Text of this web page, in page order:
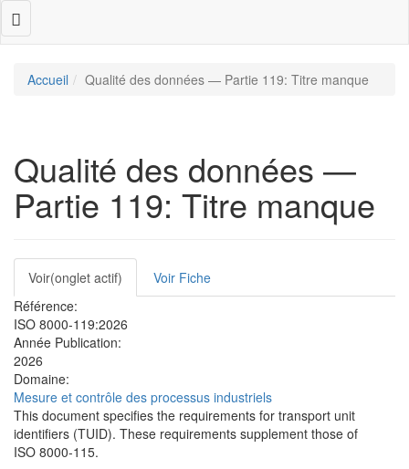
Toggle
navigation
Accueil Qualité des données — Partie 119: Titre manque
Qualité des données —
Partie 119: Titre manque
Onglets
principaux
Voir(onglet actif)
Voir Fiche
Référence:
ISO 8000-119:2026
Année Publication:
2026
Domaine:
Mesure et contrôle des processus industriels
This document specifies the requirements for transport unit
identifiers (TUID). These requirements supplement those of
ISO 8000-115.